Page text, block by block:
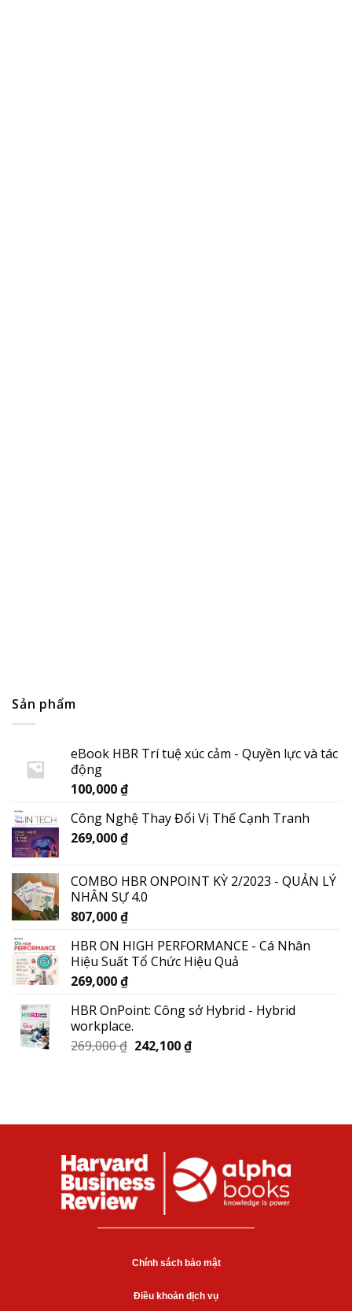
Sản phẩm
eBook HBR Trí tuệ xúc cảm - Quyền lực và tác
động
100,000₫
Công Nghệ Thay Đổi Vị Thế Cạnh Tranh
269,000₫
COMBO HBR ONPOINT KỲ 2/2023 - QUẢN LÝ
NHÂN SỰ 4.0
807,000₫
HBR ON HIGH PERFORMANCE - Cá Nhân
Hiệu Suất Tổ Chức Hiệu Quả
269,000₫
HBR OnPoint: Công sở Hybrid - Hybrid
workplace.
269,000₫ 242,100₫
Chính sách bảo mật
Điều khoản dịch vụ